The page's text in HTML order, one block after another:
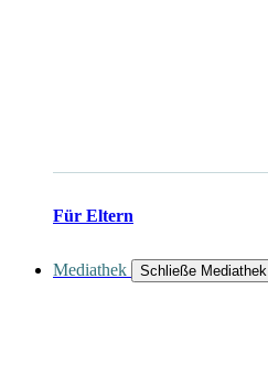
Für Eltern
Mediathek Schließe Mediathek